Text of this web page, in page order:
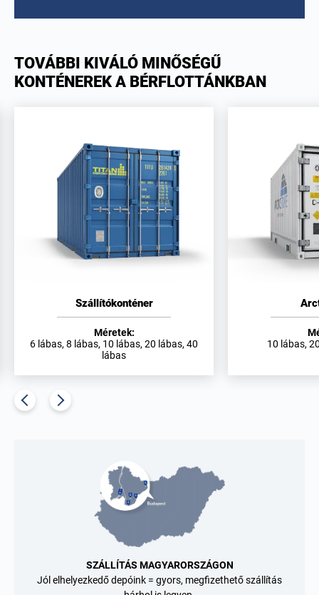
TOVÁBBI KIVÁLÓ MINŐSÉGŰ
KONTÉNEREK A BÉRFLOTTÁNKBAN
Szállítókonténer
Méretek:
6 lábas, 8 lábas, 10 lábas, 20 lábas, 40
lábas
10 lábas,
SZÁLLÍTÁS MAGYARORSZÁGON
Jól elhelyezkedő depóink = gyors, megfizethető szállítás